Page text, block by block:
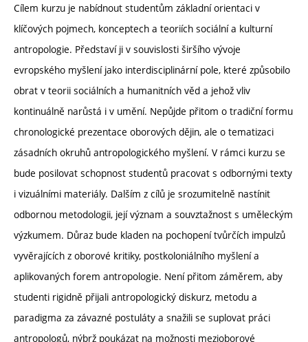
Cílem kurzu je nabídnout studentům základní orientaci v
klíčových pojmech, konceptech a teoriích sociální a kulturní
antropologie. Představí ji v souvislosti širšího vývoje
evropského myšlení jako interdisciplinární pole, které způsobilo
obrat v teorii sociálních a humanitních věd a jehož vliv
kontinuálně narůstá i v umění. Nepůjde přitom o tradiční formu
chronologické prezentace oborových dějin, ale o tematizaci
zásadních okruhů antropologického myšlení. V rámci kurzu se
bude posilovat schopnost studentů pracovat s odbornými texty
i vizuálními materiály. Dalším z cílů je srozumitelně nastínit
odbornou metodologii, její význam a souvztažnost s uměleckým
výzkumem. Důraz bude kladen na pochopení tvůrčích impulzů
vyvěrajících z oborové kritiky, postkoloniálního myšlení a
aplikovaných forem antropologie. Není přitom záměrem, aby
studenti rigidně přijali antropologický diskurz, metodu a
paradigma za závazné postuláty a snažili se suplovat práci
antropologů, nýbrž poukázat na možnosti mezioborové